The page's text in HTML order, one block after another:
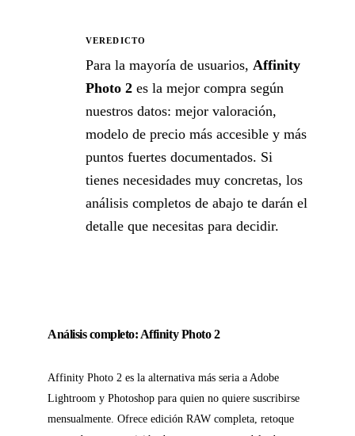
VEREDICTO
Para la mayoría de usuarios, Affinity
Photo 2 es la mejor compra según
nuestros datos: mejor valoración,
modelo de precio más accesible y más
puntos fuertes documentados. Si
tienes necesidades muy concretas, los
análisis completos de abajo te darán el
detalle que necesitas para decidir.
Análisis completo: Affinity Photo 2
Affinity Photo 2 es la alternativa más seria a Adobe
Lightroom y Photoshop para quien no quiere suscribirse
mensualmente. Ofrece edición RAW completa, retoque